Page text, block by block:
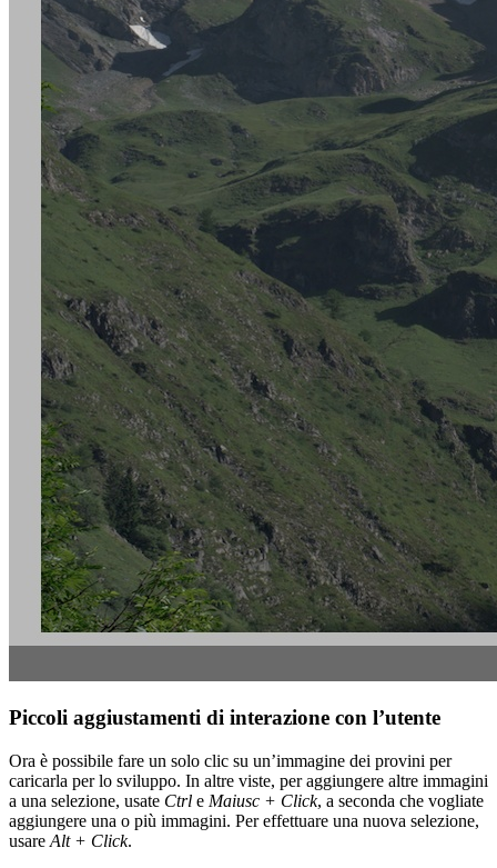
Piccoli aggiustamenti di interazione con l’utente
Ora è possibile fare un solo clic su un’immagine dei provini per
caricarla per lo sviluppo. In altre viste, per aggiungere altre immagini
a una selezione, usate Ctrl e Maiusc + Click, a seconda che vogliate
aggiungere una o più immagini. Per effettuare una nuova selezione,
usare Alt + Click.